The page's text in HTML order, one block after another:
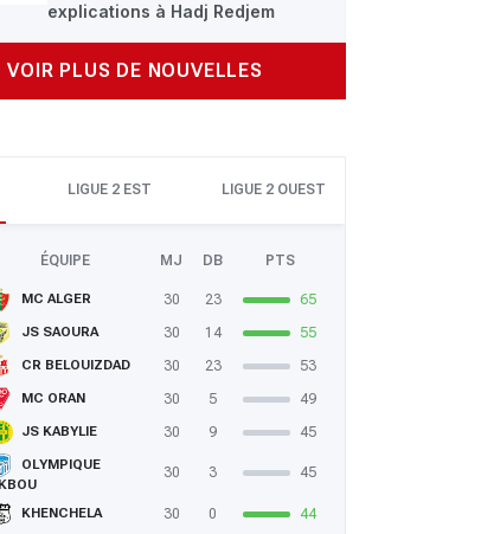
explications à Hadj Redjem
VOIR PLUS DE NOUVELLES
LIGUE 2 EST LIGUE 2 OUEST
ÉQUIPE MJ DB PTS
MC ALGER 30 23
65
JS SAOURA 30 14
55
CR BELOUIZDAD 30 23
53
MC ORAN 30 5
49
JS KABYLIE 30 9 45
OLYMPIQUE
30 3 45
KHENCHELA 30 0
44
a inscrit son premier but